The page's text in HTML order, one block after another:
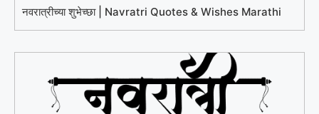
नवरात्रीच्या शुभेच्छा | Navratri Quotes & Wishes Marathi